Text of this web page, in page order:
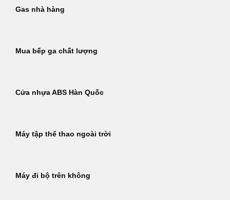
Gas nhà hàng
Mua bếp ga chất lượng
Cửa nhựa ABS Hàn Quốc
Máy tập thể thao ngoài trời
Máy đi bộ trên không